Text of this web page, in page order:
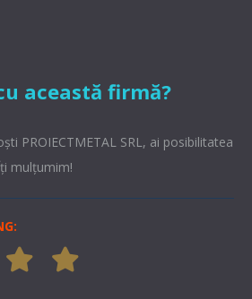
această firmă?
PROIECTMETAL SRL, ai posibilitatea
mulțumim!